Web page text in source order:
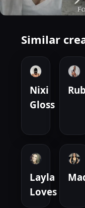
Similar
Nixi
Gloss
Layla
Loves